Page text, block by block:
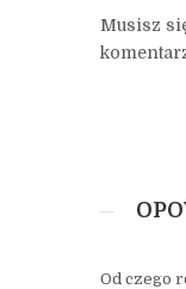
Musisz
Od czego